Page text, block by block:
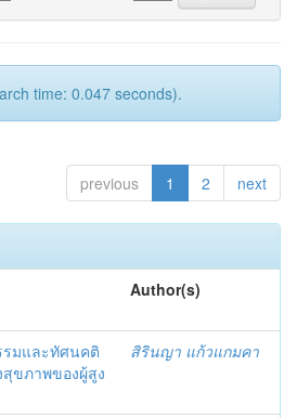
time: 0.047 seconds).
previous 1 2 next
Author(s)
รมและทัศนคติ
สุขภาพของผู้สูง
สิรินญา แก้วแกมคา